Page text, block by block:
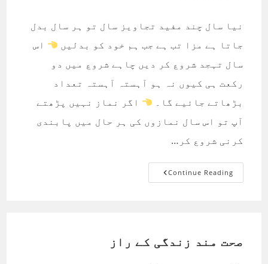
نیا سال چند مفید تجاویز سال تو ہر سال بدل
جاتا ہے مزا تب ہے جب ہم خود کو بدلیں
اس
سال تہجد شروع کر دیں چاہے شروع میں دو
رکعت ہی کیوں نہ ہو آہستہ آہستہ تعداد
بڑھاتے جائیے گا۔
اگر نماز نہیں پڑھتے
آپ تو اس سال نمازوں کی ہر حال میں پابندی
کرنی شروع کر…
Continue Readingنیا
سال
صحت مند زندگی کے راز